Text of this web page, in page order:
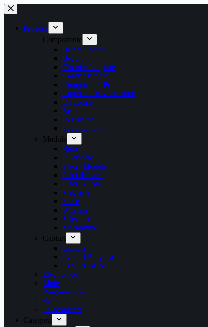
Sari
la
conținutProduse
Componente
Barete Leduri
Becuri
Circuite Integrate
Condensatoare
Componente Pc
Cuptoare cu Microunde
Difuzoare
Relee
Rezistențe
Suporturi Tv
Module
Butoane
Invertoare
Plăci / Module
Plăci de bază
Plăci T-Con
Senzor Ir
Surse
Wireless
Selectoare
Mecanisme
Cabluri
Cabluri
Cabluri Panglică
Cabluri T-Con
Electronice
Mufe
Programatoare
Scule
Telecomenzi
Categorii